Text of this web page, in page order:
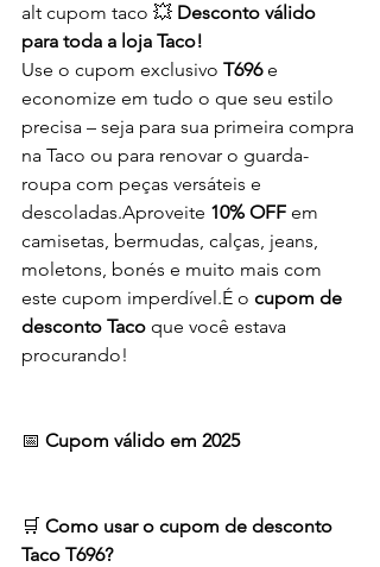
alt cupom taco 💥 Desconto válido
para toda a loja Taco!
Use o cupom exclusivo T696 e
economize em tudo o que seu estilo
precisa – seja para sua primeira compra
na Taco ou para renovar o guarda-
roupa com peças versáteis e
descoladas.Aproveite 10% OFF em
camisetas, bermudas, calças, jeans,
moletons, bonés e muito mais com
este cupom imperdível.É o cupom de
desconto Taco que você estava
procurando!
📅 Cupom válido em 2025
🛒 Como usar o cupom de desconto
Taco T696?